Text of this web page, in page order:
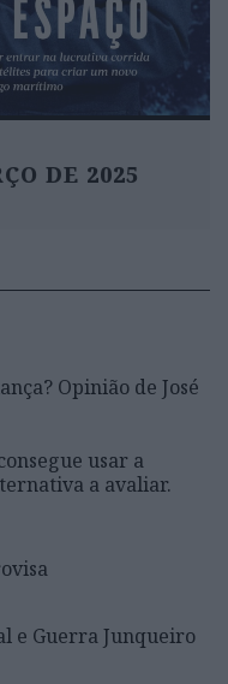
DE 2025
Opinião de José
usar a
a avaliar.
e Guerra Junqueiro